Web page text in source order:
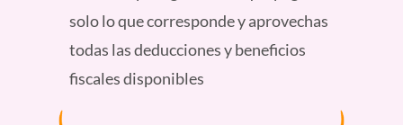
solo lo que corresponde y aprovechas
todas las deducciones y beneficios
fiscales disponibles